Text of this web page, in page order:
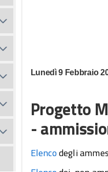
Lunedì 9 Febbraio
Progetto
-
Elencodegli